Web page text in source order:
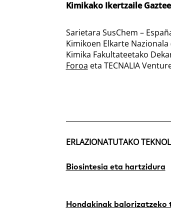
Kimikako Ikertzaile
Sarietara SusChem –
Kimikoen Elkarte Nazionala
Kimika Fakultateetako
Foroa eta TECNALIA
ERLAZIONATUTAKO
Biosintesia eta hartzidura
Hondakinak balorizatzeko